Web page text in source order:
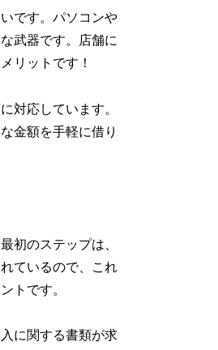
です。パソコンや
武器です。店舗に
リットです！
対応しています。
金額を手軽に借り
初のステップは、
ているので、これ
トです。
に関する書類が求